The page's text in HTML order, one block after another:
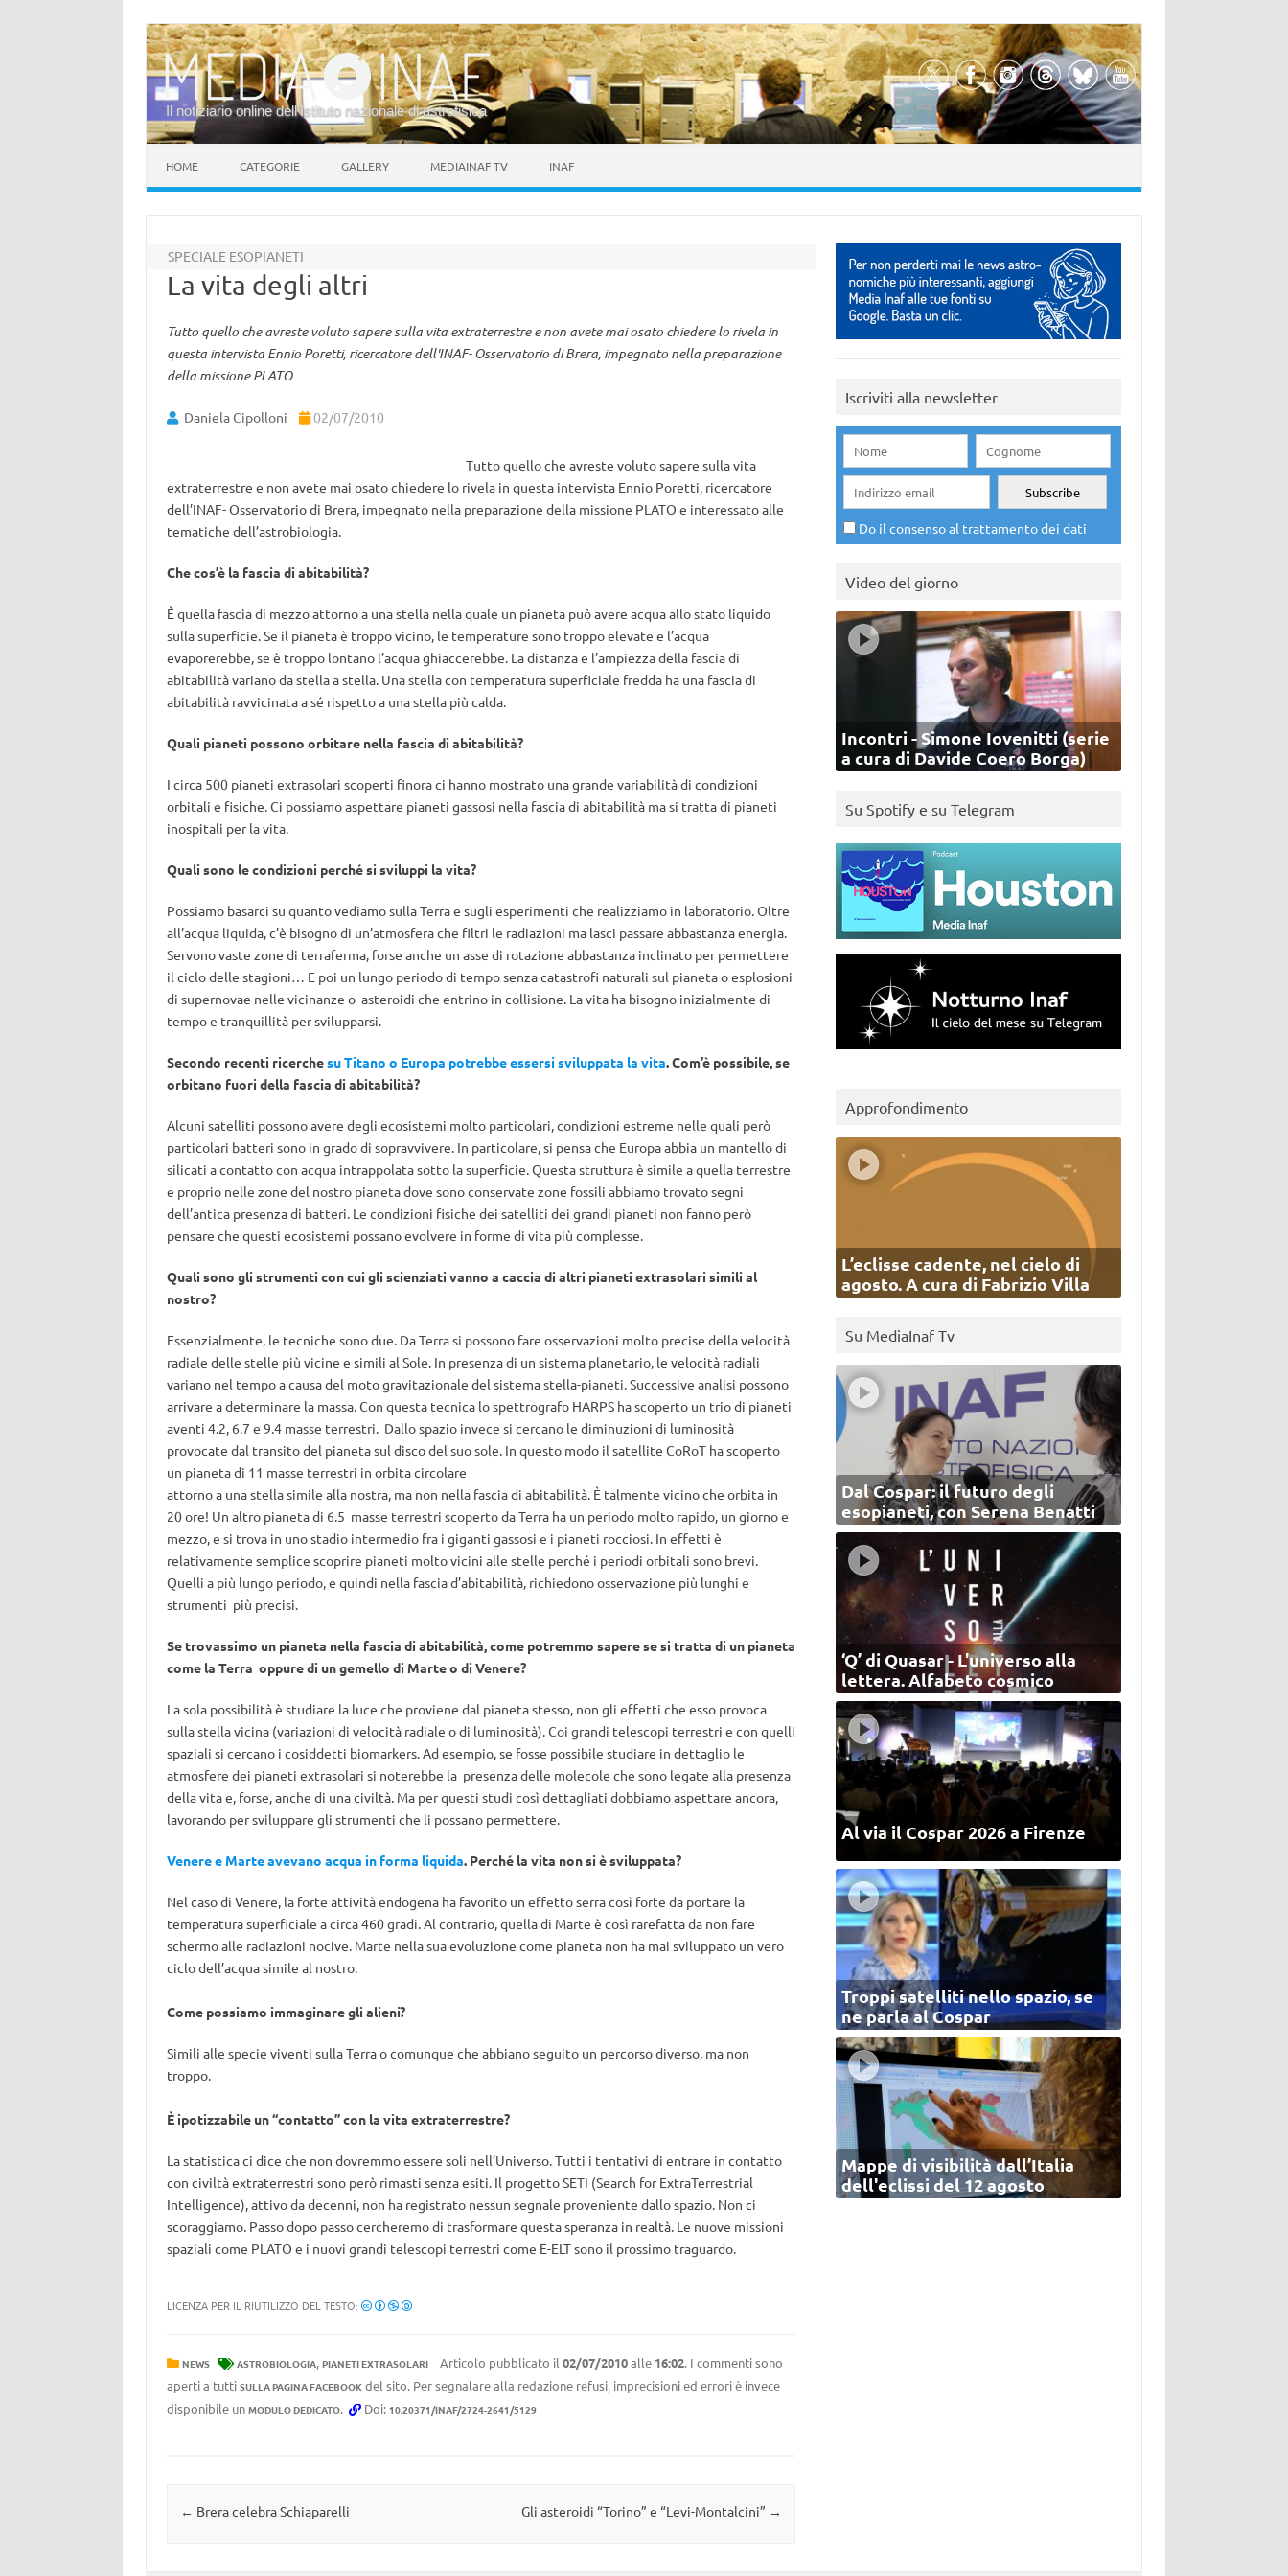
Il notiziario online dell’Istituto nazionale di astrofisica
HOME CATEGORIE GALLERY MEDIAINAF TV INAF
SPECIALE ESOPIANETI
La vita degli altri
Tutto quello che avreste voluto sapere sulla vita extraterrestre e non avete mai osato chiedere lo rivela in
questa intervista Ennio Poretti, ricercatore dell'INAF- Osservatorio di Brera, impegnato nella preparazione
della missione PLATO
Daniela Cipolloni 02/07/2010
Tutto quello che avreste voluto sapere sulla vita
extraterrestre e non avete mai osato chiedere lo rivela in questa intervista Ennio Poretti, ricercatore
dell’INAF- Osservatorio di Brera, impegnato nella preparazione della missione PLATO e interessato alle
tematiche dell’astrobiologia.
Che cos’è la fascia di abitabilità?
È quella fascia di mezzo attorno a una stella nella quale un pianeta può avere acqua allo stato liquido
sulla superficie. Se il pianeta è troppo vicino, le temperature sono troppo elevate e l’acqua
evaporerebbe, se è troppo lontano l’acqua ghiaccerebbe. La distanza e l’ampiezza della fascia di
abitabilità variano da stella a stella. Una stella con temperatura superficiale fredda ha una fascia di
abitabilità ravvicinata a sé rispetto a una stella più calda.
Quali pianeti possono orbitare nella fascia di abitabilità?
I circa 500 pianeti extrasolari scoperti finora ci hanno mostrato una grande variabilità di condizioni
orbitali e fisiche. Ci possiamo aspettare pianeti gassosi nella fascia di abitabilità ma si tratta di pianeti
inospitali per la vita.
Quali sono le condizioni perché si sviluppi la vita?
Possiamo basarci su quanto vediamo sulla Terra e sugli esperimenti che realizziamo in laboratorio. Oltre
all’acqua liquida, c’è bisogno di un’atmosfera che filtri le radiazioni ma lasci passare abbastanza energia.
Servono vaste zone di terraferma, forse anche un asse di rotazione abbastanza inclinato per permettere
il ciclo delle stagioni… E poi un lungo periodo di tempo senza catastrofi naturali sul pianeta o esplosioni
di supernovae nelle vicinanze o asteroidi che entrino in collisione. La vita ha bisogno inizialmente di
tempo e tranquillità per svilupparsi.
Secondo recenti ricerchesu Titano o Europa potrebbe essersi sviluppata la vita. Com’è possibile, se
orbitano fuori della fascia di abitabilità?
Alcuni satelliti possono avere degli ecosistemi molto particolari, condizioni estreme nelle quali però
particolari batteri sono in grado di sopravvivere. In particolare, si pensa che Europa abbia un mantello di
silicati a contatto con acqua intrappolata sotto la superficie. Questa struttura è simile a quella terrestre
e proprio nelle zone del nostro pianeta dove sono conservate zone fossili abbiamo trovato segni
dell’antica presenza di batteri. Le condizioni fisiche dei satelliti dei grandi pianeti non fanno però
pensare che questi ecosistemi possano evolvere in forme di vita più complesse.
Quali sono gli strumenti con cui gli scienziati vanno a caccia di altri pianeti extrasolari simili al
nostro?
Essenzialmente, le tecniche sono due. Da Terra si possono fare osservazioni molto precise della velocità
radiale delle stelle più vicine e simili al Sole. In presenza di un sistema planetario, le velocità radiali
variano nel tempo a causa del moto gravitazionale del sistema stella-pianeti. Successive analisi possono
arrivare a determinare la massa. Con questa tecnica lo spettrografo HARPS ha scoperto un trio di pianeti
aventi 4.2, 6.7 e 9.4 masse terrestri. Dallo spazio invece si cercano le diminuzioni di luminosità
provocate dal transito del pianeta sul disco del suo sole. In questo modo il satellite CoRoT ha scoperto
un pianeta di 11 masse terrestri in orbita circolare
attorno a una stella simile alla nostra, ma non nella fascia di abitabilità. È talmente vicino che orbita in
20 ore! Un altro pianeta di 6.5 masse terrestri scoperto da Terra ha un periodo molto rapido, un giorno e
mezzo, e si trova in uno stadio intermedio fra i giganti gassosi e i pianeti rocciosi. In effetti è
relativamente semplice scoprire pianeti molto vicini alle stelle perché i periodi orbitali sono brevi.
Quelli a più lungo periodo, e quindi nella fascia d’abitabilità, richiedono osservazione più lunghi e
strumenti più precisi.
Se trovassimo un pianeta nella fascia di abitabilità, come potremmo sapere se si tratta di un pianeta
come la Terra oppure di un gemello di Marte o di Venere?
La sola possibilità è studiare la luce che proviene dal pianeta stesso, non gli effetti che esso provoca
sulla stella vicina (variazioni di velocità radiale o di luminosità). Coi grandi telescopi terrestri e con quelli
spaziali si cercano i cosiddetti biomarkers. Ad esempio, se fosse possibile studiare in dettaglio le
atmosfere dei pianeti extrasolari si noterebbe la presenza delle molecole che sono legate alla presenza
della vita e, forse, anche di una civiltà. Ma per questi studi così dettagliati dobbiamo aspettare ancora,
lavorando per sviluppare gli strumenti che li possano permettere.
Venere e Marte avevano acqua in forma liquida. Perché la vita non si è sviluppata?
Nel caso di Venere, la forte attività endogena ha favorito un effetto serra così forte da portare la
temperatura superficiale a circa 460 gradi. Al contrario, quella di Marte è così rarefatta da non fare
schermo alle radiazioni nocive. Marte nella sua evoluzione come pianeta non ha mai sviluppato un vero
ciclo dell’acqua simile al nostro.
Come possiamo immaginare gli alieni?
Simili alle specie viventi sulla Terra o comunque che abbiano seguito un percorso diverso, ma non
troppo.
È ipotizzabile un “contatto” con la vita extraterrestre?
La statistica ci dice che non dovremmo essere soli nell’Universo. Tutti i tentativi di entrare in contatto
con civiltà extraterrestri sono però rimasti senza esiti. Il progetto SETI (Search for ExtraTerrestrial
Intelligence), attivo da decenni, non ha registrato nessun segnale proveniente dallo spazio. Non ci
scoraggiamo. Passo dopo passo cercheremo di trasformare questa speranza in realtà. Le nuove missioni
spaziali come PLATO e i nuovi grandi telescopi terrestri come E-ELT sono il prossimo traguardo.
LICENZA PER IL RIUTILIZZO DEL TESTO:
NEWS ASTROBIOLOGIA, PIANETI EXTRASOLARI Articolo pubblicato il 02/07/2010alle 16:02. I commenti sono
aperti a tutti SULLA PAGINA FACEBOOKdel sito. Per segnalare alla redazione refusi, imprecisioni ed errori è invece
disponibile un MODULO DEDICATO. Doi: 10.20371/INAF/2724-2641/5129
Navigazione articolo
← Brera celebra Schiaparelli Gli asteroidi “Torino” e “Levi-Montalcini” →
Iscriviti alla newsletter
Do il consenso al trattamento dei dati
Video del giorno
Incontri - Simone Iovenitti (serie
a cura di Davide Coero Borga)
Su Spotify e su Telegram
Approfondimento
L’eclisse cadente, nel cielo di
agosto. A cura di Fabrizio Villa
Su MediaInaf Tv
Dal Cospar: il futuro degli
esopianeti, con Serena Benatti
‘Q’ di Quasar - L'universo alla
lettera. Alfabeto cosmico
Al via il Cospar 2026 a Firenze
Troppi satelliti nello spazio, se
ne parla al Cospar
Mappe di visibilità dall’Italia
dell'eclissi del 12 agosto